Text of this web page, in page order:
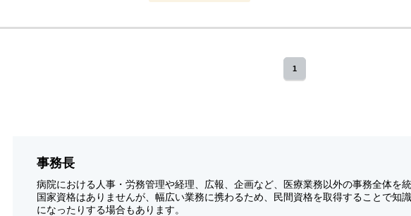
1
事務長
病院における人事・労務管理や経理、広報、企画など、医療業務以外の事務全体を
国家資格はありませんが、幅広い業務に携わるため、民間資格を取得することで知
になったりする場合もあります。